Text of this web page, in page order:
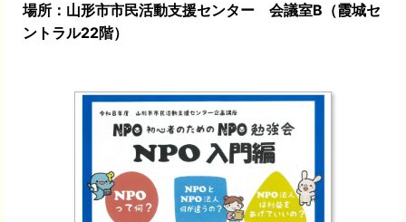
場所：山形市市民活動支援センター 会議室B（霞城セ
ントラル22階）